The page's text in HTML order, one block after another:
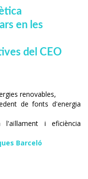
en les
del CEO
renovables,
de fonts d'energia
l'aïllament i eficiència
Barceló